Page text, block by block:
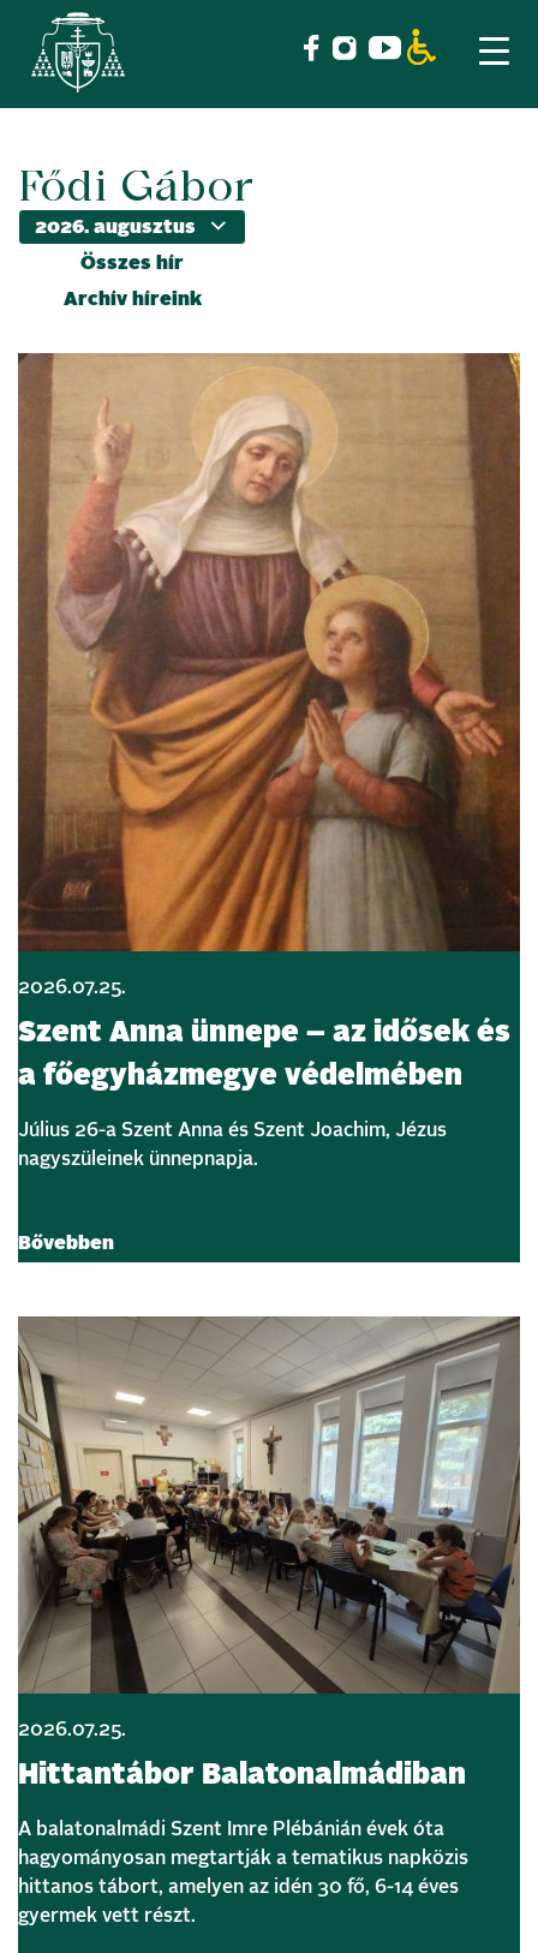
Skip
content
Fődi Gábor
Összes hír
Archív híreink
2026.07.25.
Szent Anna ünnepe – az idősek és
a főegyházmegye védelmében
Július 26-a Szent Anna és Szent Joachim, Jézus
nagyszüleinek ünnepnapja.
Bővebben
2026.07.25.
Hittantábor Balatonalmádiban
A balatonalmádi Szent Imre Plébánián évek óta
hagyományosan megtartják a tematikus napközis
hittanos tábort, amelyen az idén 30 fő, 6-14 éves
gyermek vett részt.